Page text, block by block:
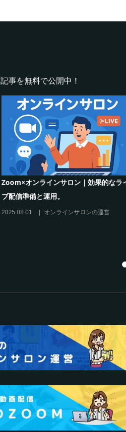
記事を無料で公開中！
オンラインサロンでの”学び”がこれから
のリスキリングを先導すると言えるこれ
だけの”理由”